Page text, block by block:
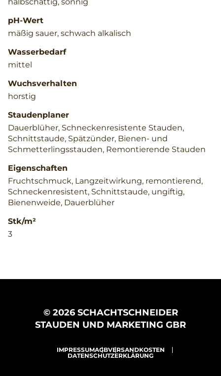
halbschattig, sonnig
pH-Wert
mäßig sauer, schwach alkalisch
Wasserbedarf
mittel
Wuchsverhalten
horstig
Staudenplaner
Dauerblüher, Schneckenresistente Stauden,
Schnittstaude, Spätzünder, Bienen- und
Schmetterlingsstauden, Remontierende Stauden
Eigenschaften
Fruchtschmuck, Langzeitwirkung, remontierend,
Schneckenresistent, Schnittstaude, ungiftig,
Bienenweide, Dauerblüher
Stk/m²
3
© 2026 SCHACHTSCHNEIDER
STAUDEN UND MARKETING GBR
IMPRESSUMAGBVERSANDKOSTEN
DATENSCHUTZERKLÄRUNG